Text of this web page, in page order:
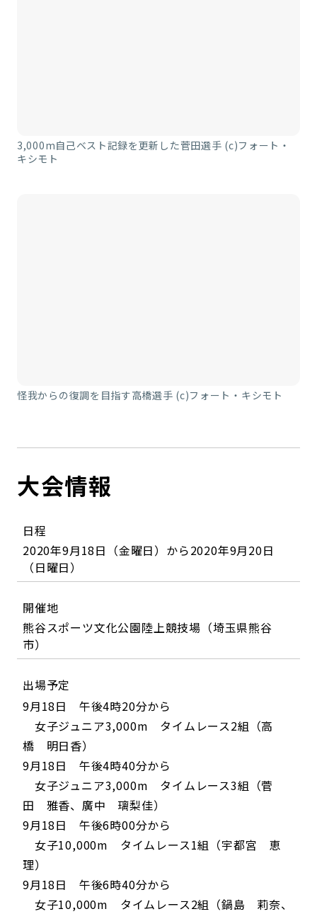
3,000m自己ベスト記録を更新した菅田選手 (c)フォート・
キシモト
怪我からの復調を目指す高橋選手 (c)フォート・キシモト
大会情報
日程
2020年9月18日（金曜日）から2020年9月20日
（日曜日）
開催地
熊谷スポーツ文化公園陸上競技場（埼玉県熊谷
市）
出場予定
9月18日 午後4時20分から
女子ジュニア3,000m タイムレース2組（高
橋 明日香）
9月18日 午後4時40分から
女子ジュニア3,000m タイムレース3組（菅
田 雅香、廣中 璃梨佳）
9月18日 午後6時00分から
女子10,000m タイムレース1組（宇都宮 恵
理）
9月18日 午後6時40分から
女子10,000m タイムレース2組（鍋島 莉奈、